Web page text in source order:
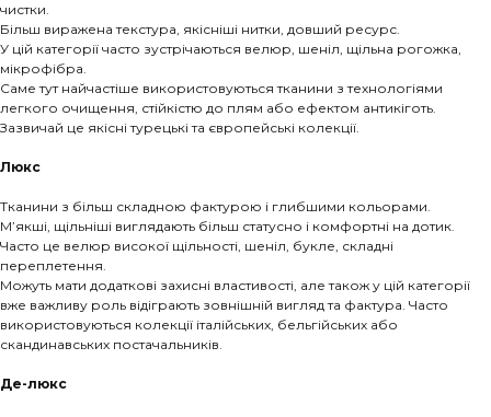
чистки.
Більш виражена текстура, якісніші нитки, довший ресурс.
У цій категорії часто зустрічаються велюр, шеніл, щільна рогожка,
мікрофібра.
Саме тут найчастіше використовуються тканини з технологіями
легкого очищення, стійкістю до плям або ефектом антикіготь.
Зазвичай це якісні турецькі та європейські колекції.
Люкс
Тканини з більш складною фактурою і глибшими кольорами.
М’якші, щільніші виглядають більш статусно і комфортні на дотик.
Часто це велюр високої щільності, шеніл, букле, складні
переплетення.
Можуть мати додаткові захисні властивості, але також у цій категорії
вже важливу роль відіграють зовнішній вигляд та фактура. Часто
використовуються колекції італійських, бельгійських або
скандинавських постачальників.
Де-люкс